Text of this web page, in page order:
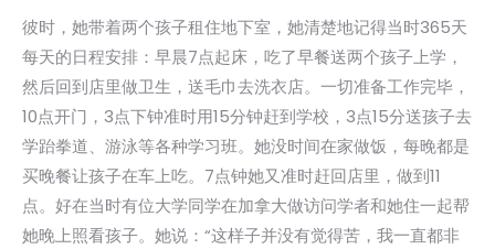
彼时，她带着两个孩子租住地下室，她清楚地记得当时365天
每天的日程安排：早晨7点起床，吃了早餐送两个孩子上学，
然后回到店里做卫生，送毛巾去洗衣店。一切准备工作完毕，
10点开门，3点下钟准时用15分钟赶到学校，3点15分送孩子去
学跆拳道、游泳等各种学习班。她没时间在家做饭，每晚都是
买晚餐让孩子在车上吃。7点钟她又准时赶回店里，做到11
点。好在当时有位大学同学在加拿大做访问学者和她住一起帮
她晚上照看孩子。她说：“这样子并没有觉得苦，我一直都非